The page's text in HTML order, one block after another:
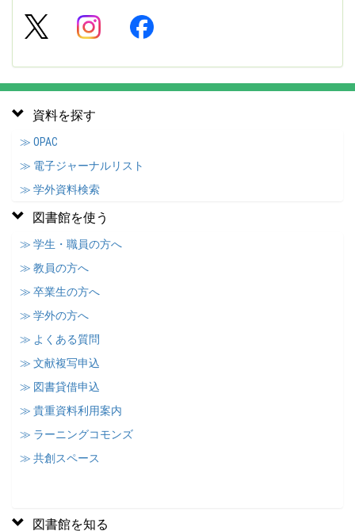
資料を探す
≫ OPAC
≫ 電子ジャーナルリスト
≫ 学外資料検索
図書館を使う
≫ 学生・職員の方へ
≫ 教員の方へ
≫ 卒業生の方へ
≫ 学外の方へ
≫ よくある質問
≫ 文献複写申込
≫ 図書貸借申込
≫ 貴重資料利用案内
≫ ラーニングコモンズ
≫ 共創スペース
図書館を知る